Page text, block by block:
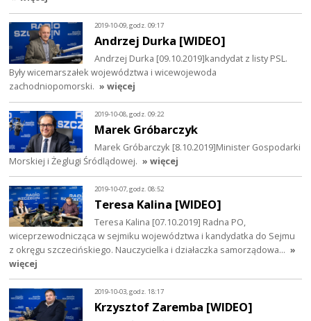
2019-10-09, godz. 09:17
Andrzej Durka [WIDEO]
Andrzej Durka [09.10.2019]kandydat z listy PSL.
Były wicemarszałek województwa i wicewojewoda
zachodniopomorski. » więcej
2019-10-08, godz. 09:22
Marek Gróbarczyk
Marek Gróbarczyk [8.10.2019]Minister Gospodarki
Morskiej i Żeglugi Śródlądowej. » więcej
2019-10-07, godz. 08:52
Teresa Kalina [WIDEO]
Teresa Kalina [07.10.2019] Radna PO,
wiceprzewodnicząca w sejmiku województwa i kandydatka do Sejmu
z okręgu szczecińskiego. Nauczycielka i działaczka samorządowa… »
więcej
2019-10-03, godz. 18:17
Krzysztof Zaremba [WIDEO]